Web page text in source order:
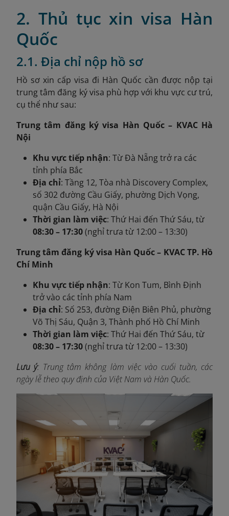
2. Thủ tục xin visa Hàn
Quốc
2.1. Địa chỉ nộp hồ sơ
Hồ sơ xin cấp visa đi Hàn Quốc cần được nộp tại
trung tâm đăng ký visa phù hợp với khu vực cư trú,
cụ thể như sau:
Trung tâm đăng ký visa Hàn Quốc – KVAC Hà
Nội
Khu vực tiếp nhận: Từ Đà Nẵng trở ra các
tỉnh phía Bắc
Địa chỉ: Tầng 12, Tòa nhà Discovery Complex,
số 302 đường Cầu Giấy, phường Dịch Vọng,
quận Cầu Giấy, Hà Nội
Thời gian làm việc: Thứ Hai đến Thứ Sáu, từ
08:30 – 17:30(nghỉ trưa từ 12:00 – 13:30)
Trung tâm đăng ký visa Hàn Quốc – KVAC TP. Hồ
Chí Minh
Khu vực tiếp nhận: Từ Kon Tum, Bình Định
trở vào các tỉnh phía Nam
Địa chỉ: Số 253, đường Điện Biên Phủ, phường
Võ Thị Sáu, Quận 3, Thành phố Hồ Chí Minh
Thời gian làm việc: Thứ Hai đến Thứ Sáu, từ
08:30 – 17:30(nghỉ trưa từ 12:00 – 13:30)
Lưu ý: Trung tâm không làm việc vào cuối tuần, các
ngày lễ theo quy định của Việt Nam và Hàn Quốc.